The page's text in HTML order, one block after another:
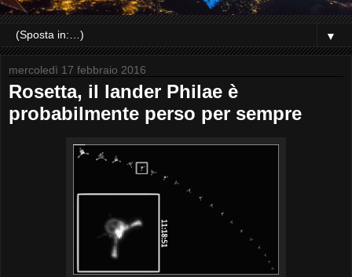
▼
mercoledì 17 febbraio 2016
Rosetta, il lander Philae è
probabilmente perso per sempre